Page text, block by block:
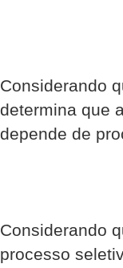
Considerando
determina que
depende de
Considerando
processo